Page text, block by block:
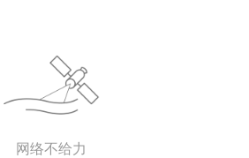
网络不给力